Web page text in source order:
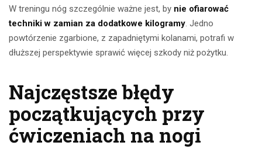
W treningu nóg szczególnie ważne jest, by nie ofiarować
techniki w zamian za dodatkowe kilogramy. Jedno
powtórzenie zgarbione, z zapadniętymi kolanami, potrafi w
dłuższej perspektywie sprawić więcej szkody niż pożytku.
Najczęstsze błędy
początkujących przy
ćwiczeniach na nogi